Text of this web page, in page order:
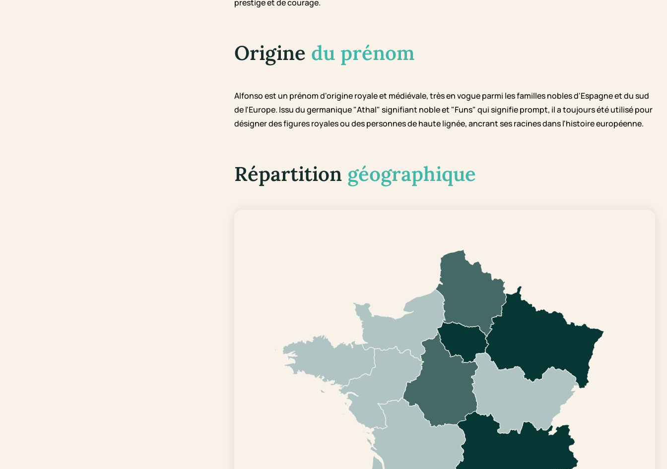
prestige et de courage.
Origine du prénom
Alfonso est un prénom d'origine royale et médiévale, très en vogue parmi les familles nobles d'Espagne et du sud
de l'Europe. Issu du germanique "Athal" signifiant noble et "Funs" qui signifie prompt, il a toujours été utilisé pour
désigner des figures royales ou des personnes de haute lignée, ancrant ses racines dans l'histoire européenne.
Répartition géographique